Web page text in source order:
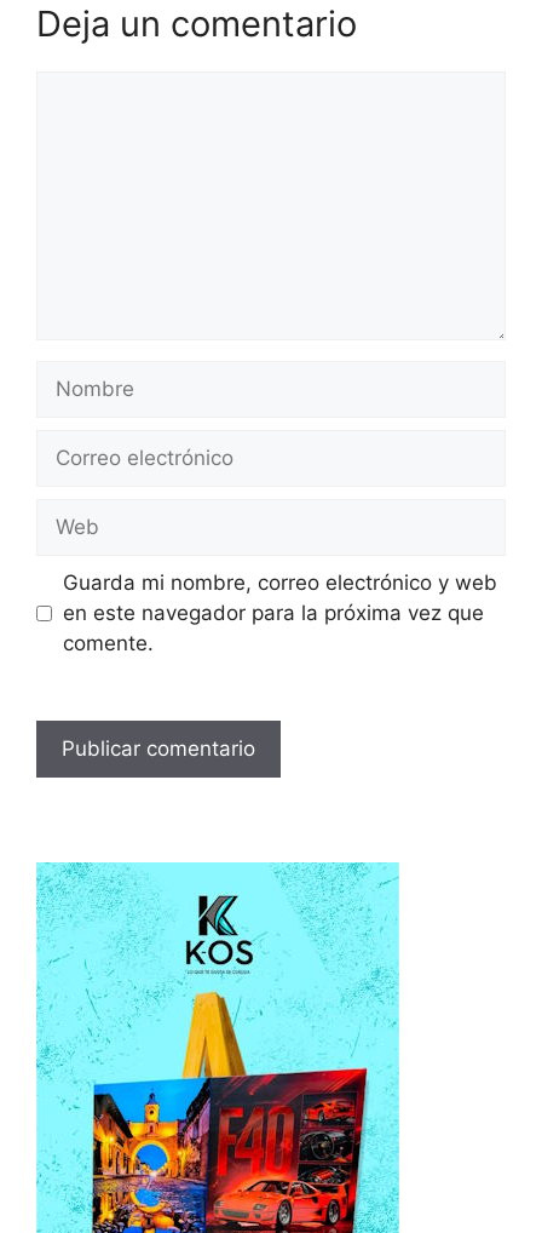
Deja un comentario
Nombre
Correo
Web
Guarda mi nombre, correo electrónico y web
en este navegador para la próxima vez que
comente.